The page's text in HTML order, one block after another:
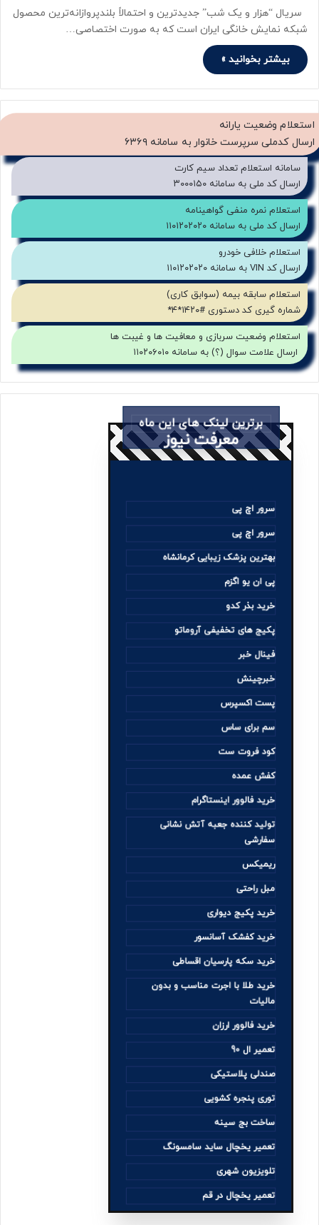
سریال “هزار و یک شب” جدیدترین و احتمالاً بلندپروازانه‌ترین محصول
شبکه نمایش خانگی ایران است که به صورت اختصاصی…
بیشتر بخوانید »
استعلام وضعیت یارانه
ارسال کدملی سرپرست خانوار به سامانه ۶۳۶۹
سامانه استعلام تعداد سیم کارت
ارسال کد ملی به سامانه ۳۰۰۰۱۵۰
استعلام نمره منفی گواهینامه
ارسال کد ملی به سامانه ۱۱۰۱۲۰۲۰۲۰
استعلام خلافی خودرو
ارسال کد VIN به سامانه ۱۱۰۱۲۰۲۰۲۰
استعلام سابقه بیمه (سوابق کاری)
شماره گیری کد دستوری #۱۴۲۰*۴*
استعلام وضعیت سربازی و معافیت ها و غیبت ها
ارسال علامت سوال (؟) به سامانه ۱۱۰۲۰۶۰۱۰
سرور اچ پی
سرور اچ پی
بهترین پزشک زیبایی کرمانشاه
پی ان یو اگزم
خرید بذر کدو
پکیج های تخفیفی آروماتو
فینال خبر
خبرچینش
پست اکسپرس
سم برای ساس
کود فروت ست
کفش عمده
خرید فالوور اینستاگرام
تولید کننده جعبه آتش نشانی
سفارشی
ریمیکس
مبل راحتی
خرید پکیج دیواری
خرید کفشک آسانسور
خرید سکه پارسیان اقساطی
خرید طلا با اجرت مناسب و بدون
مالیات
خرید فالوور ارزان
تعمیر ال 90
صندلی پلاستیکی
توری پنجره کشویی
ساخت بج سینه
تعمیر یخچال ساید سامسونگ
تلویزیون شهری
تعمیر یخچال در قم
برترین لینک های این ماه
معرفت نیوز